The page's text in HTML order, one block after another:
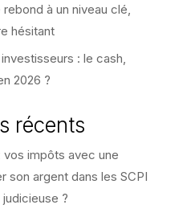
à un niveau clé,
hésitant
: le cash,
2026 ?
récents
impôts avec une
son argent dans les SCPI
?